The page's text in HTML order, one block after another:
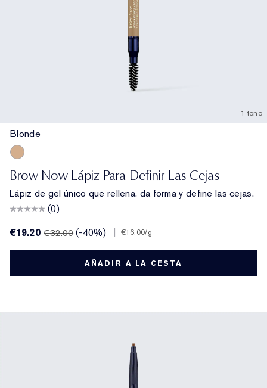
1 tono
Blonde
Brow Now Lápiz Para Definir Las Cejas
Lápiz de gel único que rellena, da forma y define las cejas.
(0)
€19.20€32.00 (-40%) €16.00/g
AÑADIR A LA CESTA